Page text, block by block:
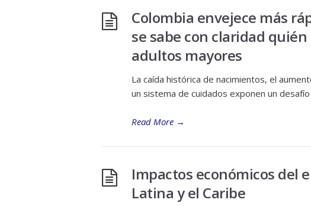
Colombia envejece más
se sabe con claridad
adultos mayores
La caída histórica de nacimientos, el
un sistema de cuidados exponen un
Read More →
Impactos económicos del
Latina y el Caribe